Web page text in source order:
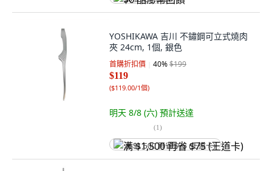
YOSHIKAWA 吉川 不鏽鋼可立式燒肉
夾 24cm, 1個, 銀色
首購折扣價 40%$199
$119
($119.00/1個)
明天 8/8 (六) 預計送達
(1)
满 $1,500 再省 $75 (王道卡)